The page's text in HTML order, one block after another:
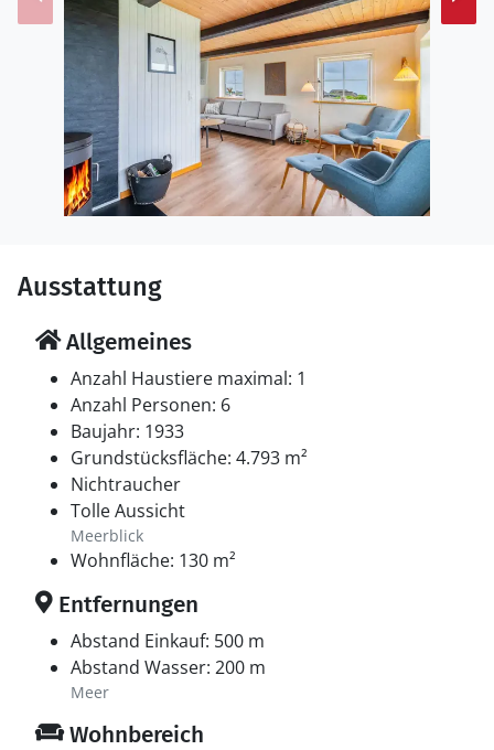
Ausstattung
Allgemeines
Anzahl Haustiere maximal: 1
Anzahl Personen: 6
Baujahr: 1933
Grundstücksfläche: 4.793 m²
Nichtraucher
Tolle Aussicht
Meerblick
Wohnfläche: 130 m²
Entfernungen
Abstand Einkauf: 500 m
Abstand Wasser: 200 m
Meer
Wohnbereich